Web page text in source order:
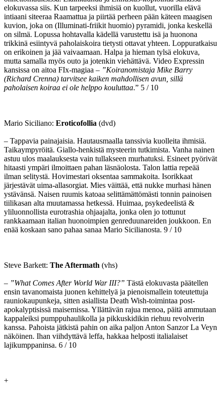
elokuvassa siis. Kun tarpeeksi ihmisiä on kuollut, vuorilla elävä
intiaani siteeraa Raamattua ja piirtää perheen pään käteen maagisen
kuvion, joka on (Illuminati-friikit huomio) pyramidi, jonka keskellä
on silmä. Lopussa hohtavalla kädellä varustettu isä ja huonona
trikkinä esiintyvä paholaiskoira tietysti ottavat yhteen. Loppuratkaisu
on erikoinen ja jää vaivaamaan. Halpa ja hieman tylsä elokuva,
mutta samalla myös outo ja jotenkin viehättävä. Video Expressin
kansissa on aitoa FIx-magiaa – ”Koiranomistaja Mike Barry
(Richard Crenna) tarvitsee kaiken mahdollisen avun, sillä
paholaisen koiraa ei ole helppo kouluttaa.” 5 / 10
Mario Siciliano: Eroticofollia (dvd)
– Tappavia painajaisia. Hautausmaalla tanssivia kuolleita ihmisiä.
Taikaympyröitä. Giallo-henkistä mysteerin tutkimista. Vanha nainen
astuu ulos maalauksesta vain tullakseen murhatuksi. Esineet pyörivät
hitaasti ympäri ilmoittaen pahan läsnäolosta. Talon lattia repeää
ilman selitystä. Hovimestari oksentaa sammakoita. Isorikkaat
järjestävät uima-allasorgiat. Mies väittää, että nukke murhasi hänen
ystävänsä. Naisen ruumis katoaa selittämättömästi tonnin painoisen
tiilikasan alta muutamassa hetkessä. Huimaa, psykedeelistä &
yliluonnollista eurotrashia ohjaajalta, jonka olen jo tottunut
rankkaamaan italian huonoimpien genreduunareiden joukkoon. En
enää koskaan sano pahaa sanaa Mario Sicilianosta. 9 / 10
Steve Barkett: The Aftermath (vhs)
– ”What Comes After World War III?” Tästä elokuvasta päätellen
ensin tavanomaista juonen kehittelyä ja pienoismallein toteutettuja
rauniokaupunkeja, sitten asiallista Death Wish-toimintaa post-
apokalyptisissä maisemissa. Yllättävän rajua menoa, päitä ammutaan
kappaleiksi pumppuhaulikolla ja pikkuskidikin riehuu revolverin
kanssa. Pahoista jätkistä pahin on aika paljon Anton Sanzor La Veyn
näköinen. Ihan viihdyttävä leffa, hakkaa helposti italialaiset
lajikumppaninsa. 6 / 10
+